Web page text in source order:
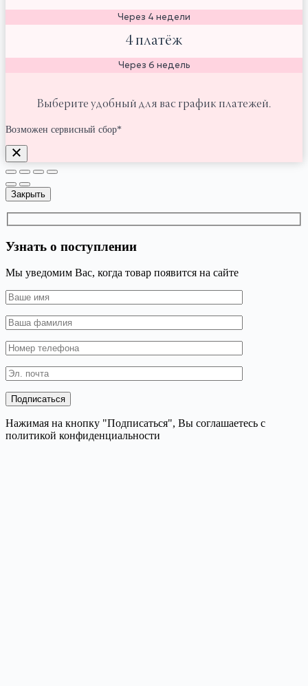
Через 4 недели
4 платёж
Через 6 недель
Выберите удобный для вас график платежей.
Возможен сервисный сбор*
Закрыть
Узнать о поступлении
Мы уведомим Вас, когда товар появится на сайте
Нажимая на кнопку "Подписаться", Вы соглашаетесь с
политикой конфиденциальности